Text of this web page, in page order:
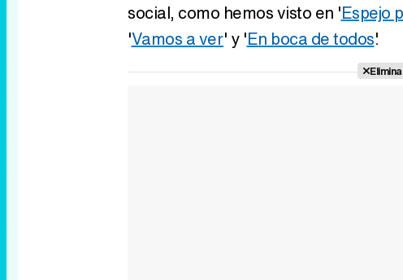
social, como hemos visto en 'Espejo
'Vamos a ver' y 'En boca de todos'.